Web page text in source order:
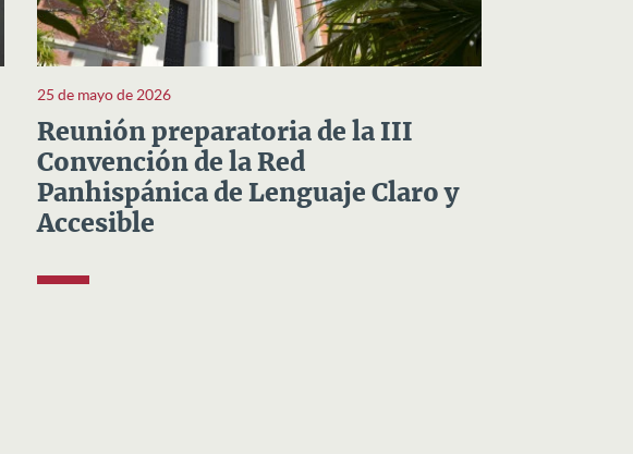
25 de mayo de 2026
Reunión preparatoria de la III
Convención de la Red
Panhispánica de Lenguaje Claro y
Accesible